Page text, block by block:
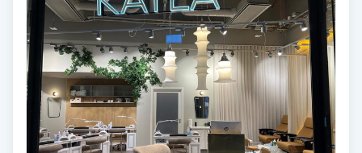
Bottenfärg
Brynformning
Brynfärgning
Brynplockning